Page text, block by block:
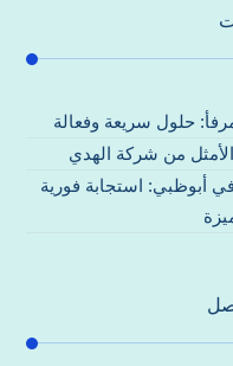
حلول سريعة وفعالة
الأمثل من شركة الهدي
أبوظبي: استجابة فورية